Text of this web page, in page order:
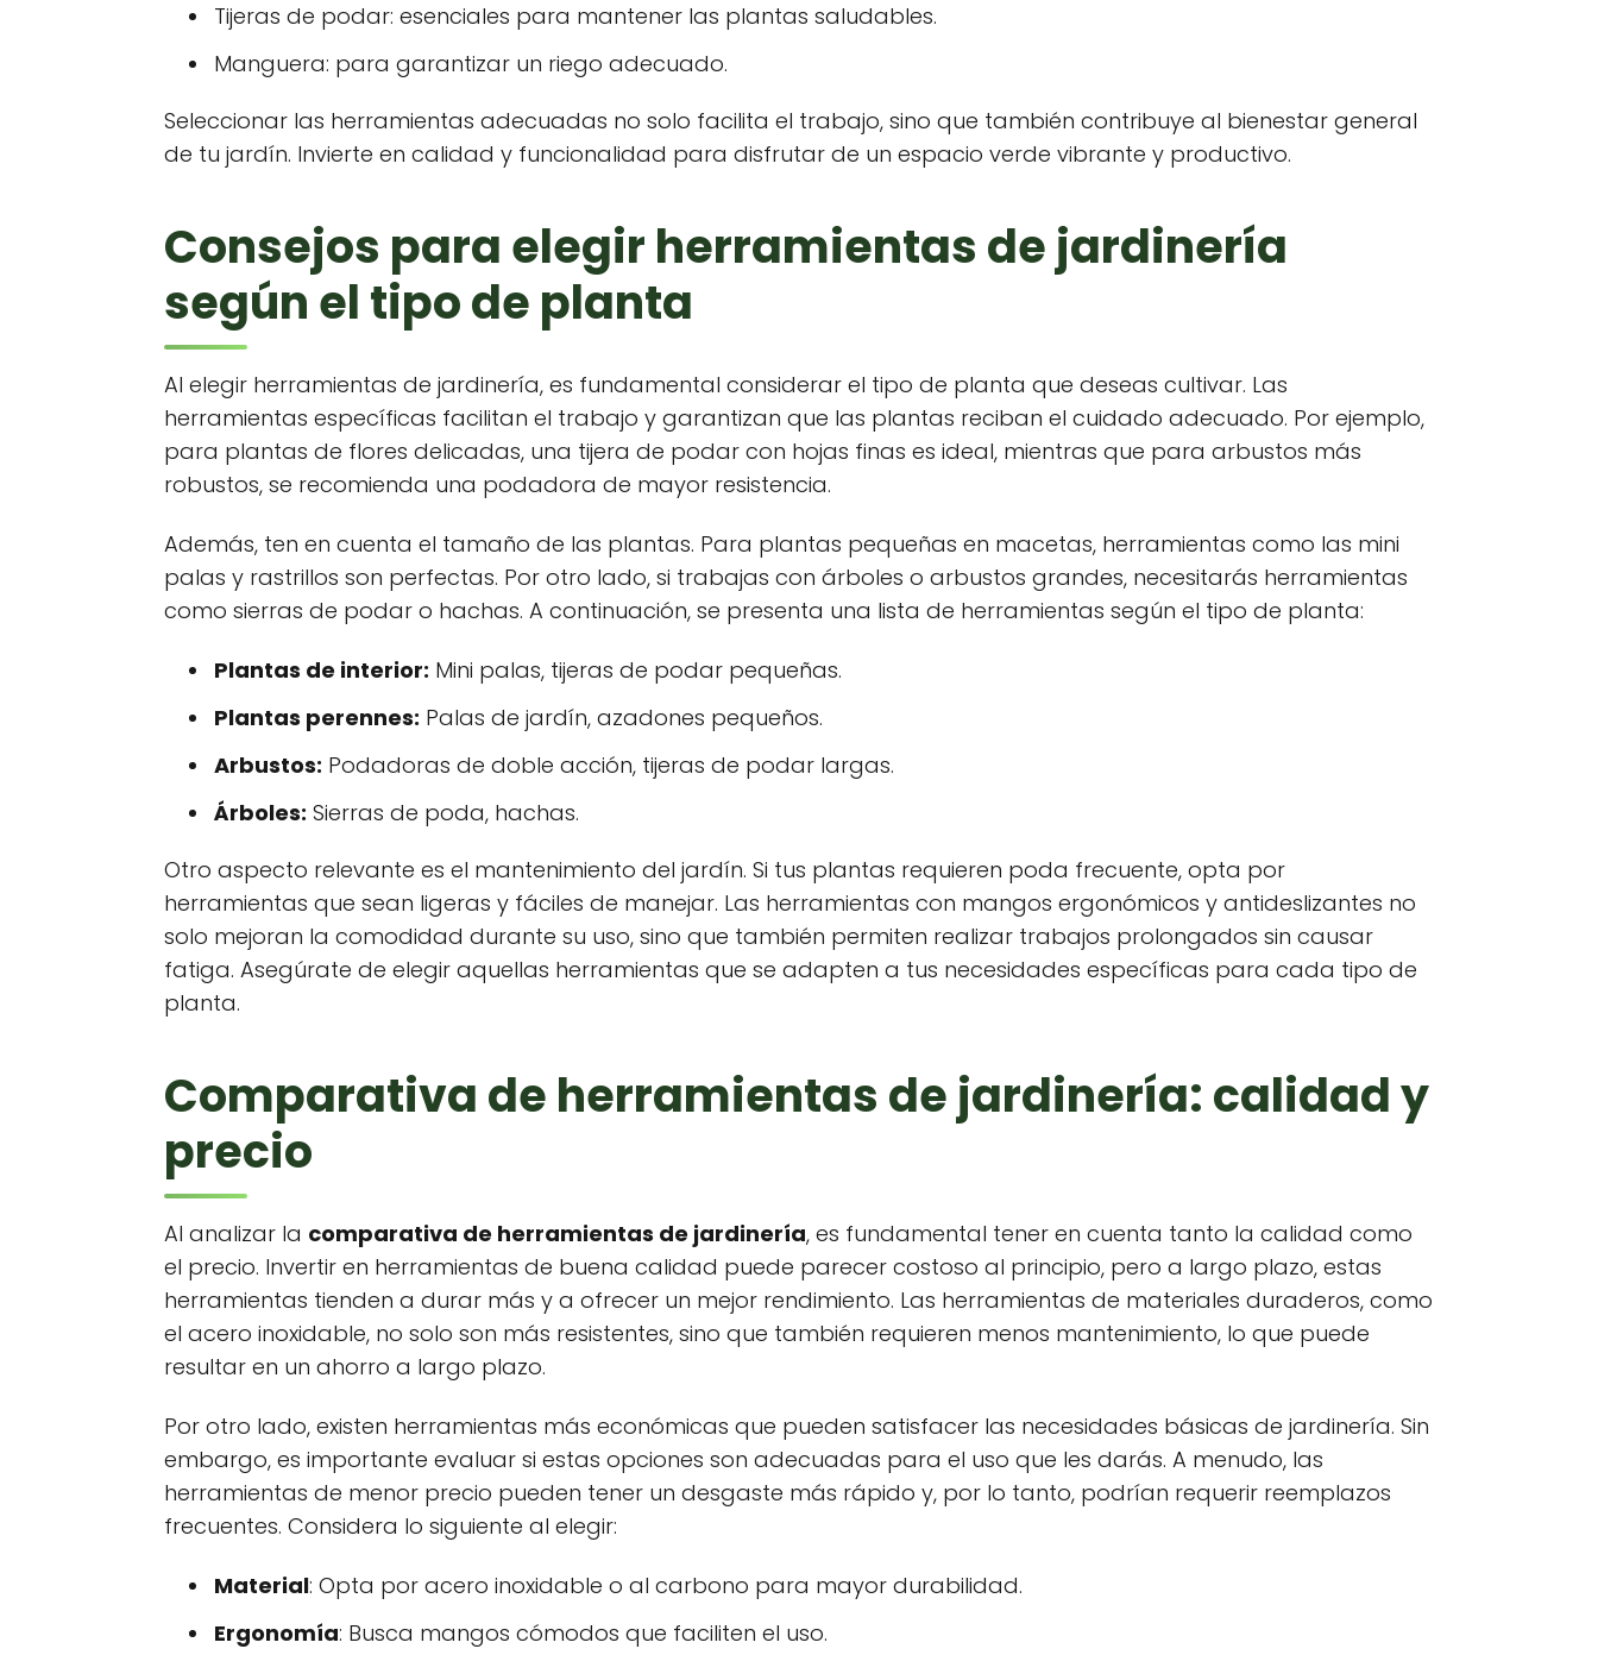
Tijeras de podar: esenciales para mantener las plantas saludables.
Manguera: para garantizar un riego adecuado.
Seleccionar las herramientas adecuadas no solo facilita el trabajo, sino que también contribuye al bienestar general
de tu jardín. Invierte en calidad y funcionalidad para disfrutar de un espacio verde vibrante y productivo.
Consejos para elegir herramientas de jardinería
según el tipo de planta
Al elegir herramientas de jardinería, es fundamental considerar el tipo de planta que deseas cultivar. Las
herramientas específicas facilitan el trabajo y garantizan que las plantas reciban el cuidado adecuado. Por ejemplo,
para plantas de flores delicadas, una tijera de podar con hojas finas es ideal, mientras que para arbustos más
robustos, se recomienda una podadora de mayor resistencia.
Además, ten en cuenta el tamaño de las plantas. Para plantas pequeñas en macetas, herramientas como las mini
palas y rastrillos son perfectas. Por otro lado, si trabajas con árboles o arbustos grandes, necesitarás herramientas
como sierras de podar o hachas. A continuación, se presenta una lista de herramientas según el tipo de planta:
Plantas de interior: Mini palas, tijeras de podar pequeñas.
Plantas perennes: Palas de jardín, azadones pequeños.
Arbustos: Podadoras de doble acción, tijeras de podar largas.
Árboles: Sierras de poda, hachas.
Otro aspecto relevante es el mantenimiento del jardín. Si tus plantas requieren poda frecuente, opta por
herramientas que sean ligeras y fáciles de manejar. Las herramientas con mangos ergonómicos y antideslizantes no
solo mejoran la comodidad durante su uso, sino que también permiten realizar trabajos prolongados sin causar
fatiga. Asegúrate de elegir aquellas herramientas que se adapten a tus necesidades específicas para cada tipo de
planta.
Comparativa de herramientas de jardinería: calidad y
precio
Al analizar la comparativa de herramientas de jardinería, es fundamental tener en cuenta tanto la calidad como
el precio. Invertir en herramientas de buena calidad puede parecer costoso al principio, pero a largo plazo, estas
herramientas tienden a durar más y a ofrecer un mejor rendimiento. Las herramientas de materiales duraderos, como
el acero inoxidable, no solo son más resistentes, sino que también requieren menos mantenimiento, lo que puede
resultar en un ahorro a largo plazo.
Por otro lado, existen herramientas más económicas que pueden satisfacer las necesidades básicas de jardinería. Sin
embargo, es importante evaluar si estas opciones son adecuadas para el uso que les darás. A menudo, las
herramientas de menor precio pueden tener un desgaste más rápido y, por lo tanto, podrían requerir reemplazos
frecuentes. Considera lo siguiente al elegir:
Material: Opta por acero inoxidable o al carbono para mayor durabilidad.
Ergonomía: Busca mangos cómodos que faciliten el uso.